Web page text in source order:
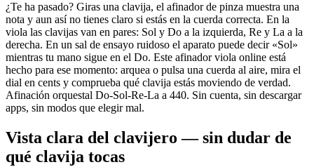
¿Te ha pasado? Giras una clavija, el afinador de pinza muestra una
nota y aun así no tienes claro si estás en la cuerda correcta. En la
viola las clavijas van en pares: Sol y Do a la izquierda, Re y La a la
derecha. En un sal de ensayo ruidoso el aparato puede decir «Sol»
mientras tu mano sigue en el Do. Este afinador viola online está
hecho para ese momento: arquea o pulsa una cuerda al aire, mira el
dial en cents y comprueba qué clavija estás moviendo de verdad.
Afinación orquestal Do-Sol-Re-La a 440. Sin cuenta, sin descargar
apps, sin modos que elegir mal.
Vista clara del clavijero — sin dudar de
qué clavija tocas